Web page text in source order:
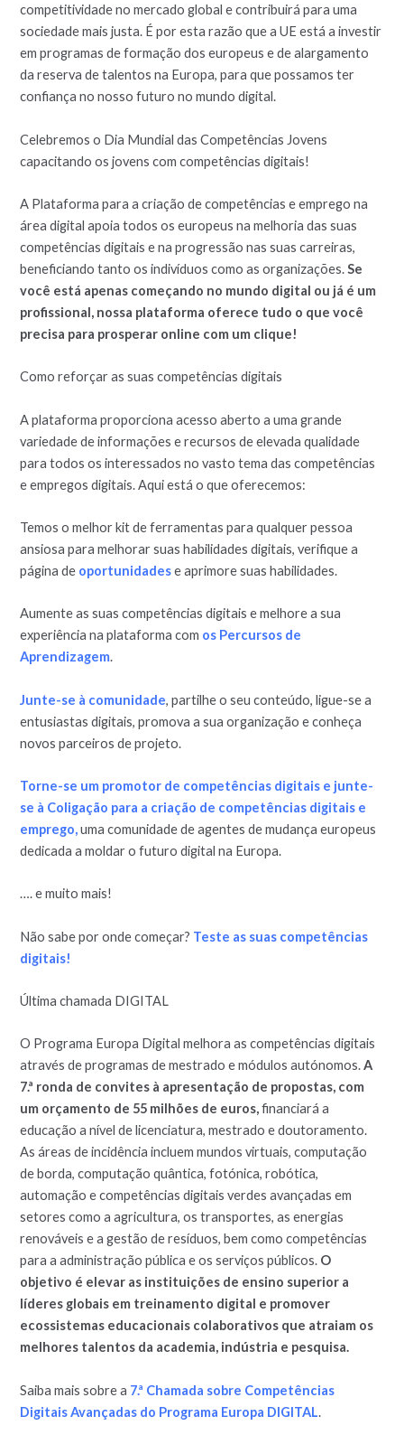
competitividade no mercado global e contribuirá para uma
sociedade mais justa. É por esta razão que a UE está a investir
em programas de formação dos europeus e de alargamento
da reserva de talentos na Europa, para que possamos ter
confiança no nosso futuro no mundo digital.
Celebremos o Dia Mundial das Competências Jovens
capacitando os jovens com competências digitais!
A Plataforma para a criação de competências e emprego na
área digital apoia todos os europeus na melhoria das suas
competências digitais e na progressão nas suas carreiras,
beneficiando tanto os indivíduos como as organizações.Se
você está apenas começando no mundo digital ou já é um
profissional, nossa plataforma oferece tudo o que você
precisa para prosperar online com um clique!
Como reforçar as suas competências digitais
A plataforma proporciona acesso aberto a uma grande
variedade de informações e recursos de elevada qualidade
para todos os interessados no vasto tema das competências
e empregos digitais. Aqui está o que oferecemos:
Temos o melhor kit de ferramentas para qualquer pessoa
ansiosa para melhorar suas habilidades digitais, verifique a
página de oportunidadese aprimore suas habilidades.
Aumente as suas competências digitais e melhore a sua
experiência na plataforma com os Percursos de
Aprendizagem.
Junte-se à comunidade, partilhe o seu conteúdo, ligue-se a
entusiastas digitais, promova a sua organização e conheça
novos parceiros de projeto.
Torne-se um promotor de competências digitais e junte-
se à Coligação para a criação de competências digitais e
emprego,uma comunidade de agentes de mudança europeus
dedicada a moldar o futuro digital na Europa.
…. e muito mais!
Não sabe por onde começar? Teste as suas competências
digitais!
Última chamada DIGITAL
O Programa Europa Digital melhora as competências digitais
através de programas de mestrado e módulos autónomos.A
7.ª ronda de convites à apresentação de propostas, com
um orçamento de 55 milhões de euros,financiará a
educação a nível de licenciatura, mestrado e doutoramento.
As áreas de incidência incluem mundos virtuais, computação
de borda, computação quântica, fotónica, robótica,
automação e competências digitais verdes avançadas em
setores como a agricultura, os transportes, as energias
renováveis e a gestão de resíduos, bem como competências
para a administração pública e os serviços públicos. O
objetivo é elevar as instituições de ensino superior a
líderes globais em treinamento digital e promover
ecossistemas educacionais colaborativos que atraiam os
melhores talentos da academia, indústria e pesquisa.
Saiba mais sobre a 7.ª Chamada sobre Competências
Digitais Avançadas do Programa Europa DIGITAL.